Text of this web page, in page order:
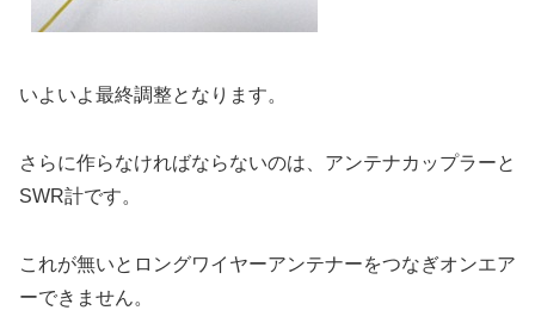
いよいよ最終調整となります。
さらに作らなければならないのは、アンテナカップラーと
SWR計です。
これが無いとロングワイヤーアンテナーをつなぎオンエア
ーできません。